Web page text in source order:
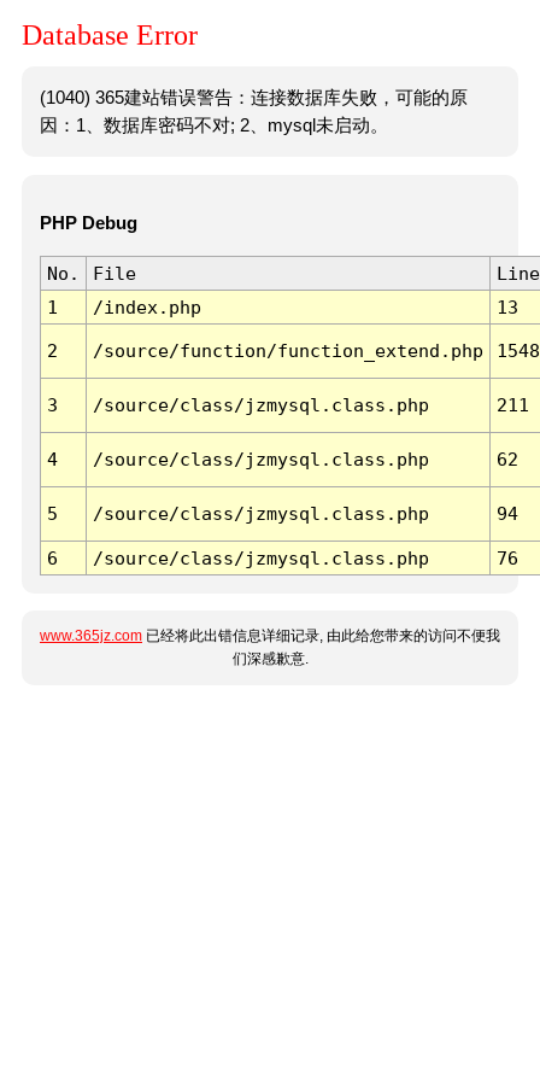
Database Error
(1040) 365建站错误警告：连接数据库失败，可能的原
因：1、数据库密码不对; 2、mysql未启动。
PHP Debug
No. File
Line
1
/index.php 13
2 /source/function/function_extend.php 1548
3 /source/class/jzmysql.class.php 211
4 /source/class/jzmysql.class.php 62
5 /source/class/jzmysql.class.php 94
6 /source/class/jzmysql.class.php 76
www.365jz.com 已经将此出错信息详细记录, 由此给您带来的访问不便我
们深感歉意.